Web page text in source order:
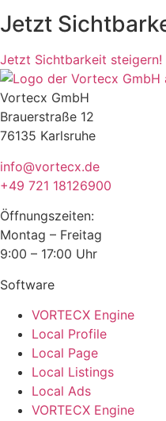
Jetzt
Jetzt Sichtbarkeit steigern!
Vortecx GmbH
Brauerstraße 12
76135 Karlsruhe
info@vortecx.de
+49 721 18126900
Öffnungszeiten:
Montag – Freitag
9:00 – 17:00 Uhr
Software
VORTECX Engine
Local Profile
Local Page
Local Listings
Local Ads
VORTECX Engine